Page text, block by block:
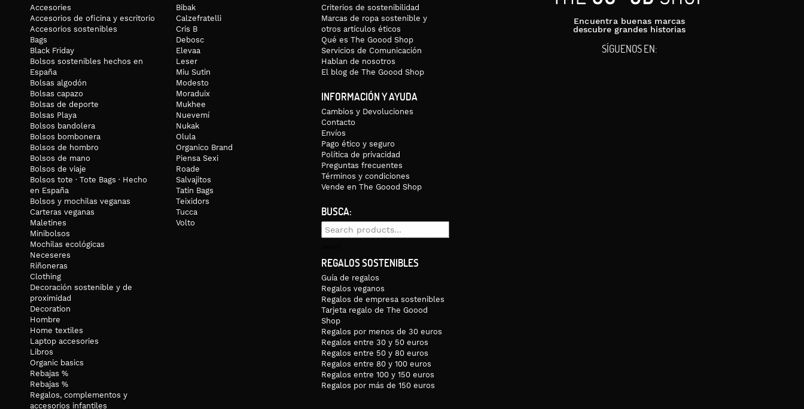
Accesories
Accesorios de oficina y escritorio
Accesorios sostenibles
Bags
Black Friday
Bolsos sostenibles hechos en
España
Bolsas algodón
Bolsas capazo
Bolsas de deporte
Bolsas Playa
Bolsos bandolera
Bolsos bombonera
Bolsos de hombro
Bolsos de mano
Bolsos de viaje
Bolsos tote · Tote Bags · Hecho
en España
Bolsos y mochilas veganas
Carteras veganas
Maletines
Minibolsos
Mochilas ecológicas
Neceseres
Riñoneras
Clothing
Decoración sostenible y de
proximidad
Decoration
Hombre
Home textiles
Laptop accesories
Libros
Organic basics
Rebajas %
Rebajas %
Regalos, complementos y
accesorios infantiles
Bibak
Calzefratelli
Cris B
Debosc
Elevaa
Leser
Miu Sutin
Modesto
Moraduix
Mukhee
Nuevemí
Nukak
Olula
Organico Brand
Piensa Sexi
Roade
Salvajitos
Tatin Bags
Teixidors
Tucca
Volto
Criterios de sostenibilidad
Marcas de ropa sostenible y
otros artículos éticos
Qué es The Goood Shop
Servicios de Comunicación
Hablan de nosotros
El blog de The Goood Shop
INFORMACIÓN Y AYUDA
Cambios y Devoluciones
Contacto
Envíos
Pago ético y seguro
Política de privacidad
Preguntas frecuentes
Términos y condiciones
Vende en The Goood Shop
BUSCA:
Search
REGALOS SOSTENIBLES
Guía de regalos
Regalos veganos
Regalos de empresa sostenibles
Tarjeta regalo de The Goood
Shop
Regalos por menos de 30 euros
Regalos entre 30 y 50 euros
Regalos entre 50 y 80 euros
Regalos entre 80 y 100 euros
Regalos entre 100 y 150 euros
Regalos por más de 150 euros
Encuentra buenas marcas
descubre grandes historias
SÍGUENOS EN: